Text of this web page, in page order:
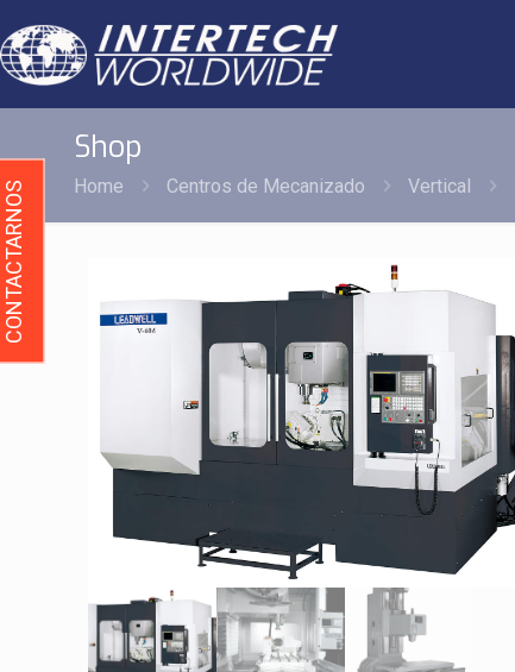
Shop
Home Centros de Mecanizado Vertical
CONTACTARNOS